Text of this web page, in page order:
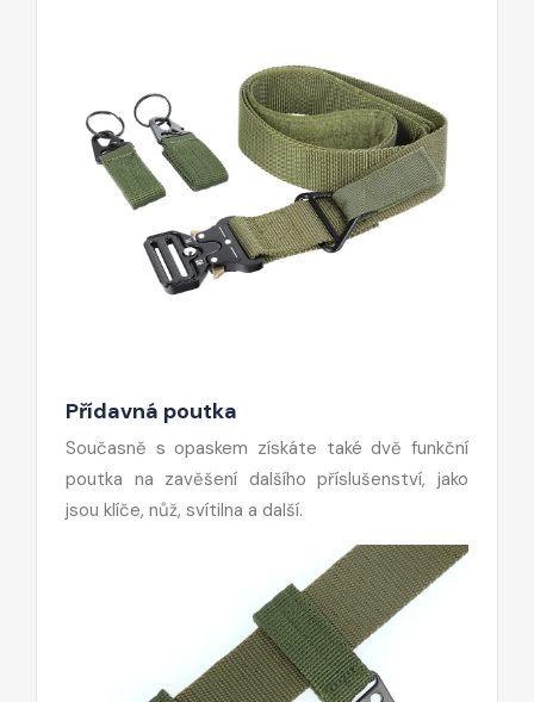
Přídavná poutka
Současně s opaskem získáte také dvě funkční
poutka na zavěšení dalšího příslušenství, jako
jsou klíče, nůž, svítilna a další.